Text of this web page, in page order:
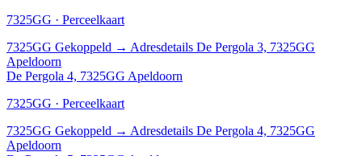
7325GG · Perceelkaart
7325GG Gekoppeld → Adresdetails De Pergola 3, 7325GG
Apeldoorn
De Pergola 4, 7325GG Apeldoorn
7325GG · Perceelkaart
7325GG Gekoppeld → Adresdetails De Pergola 4, 7325GG
Apeldoorn